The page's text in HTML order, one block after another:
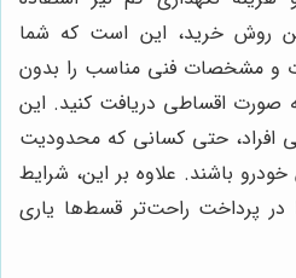
روش خرید، این است که شما
و مشخصات فنی مناسب را بدون
صورت اقساطی دریافت کنید. این
افراد، حتی کسانی که محدودیت
خودرو باشند. علاوه بر این، شرایط
در پرداخت راحت‌تر قسط‌ها یاری